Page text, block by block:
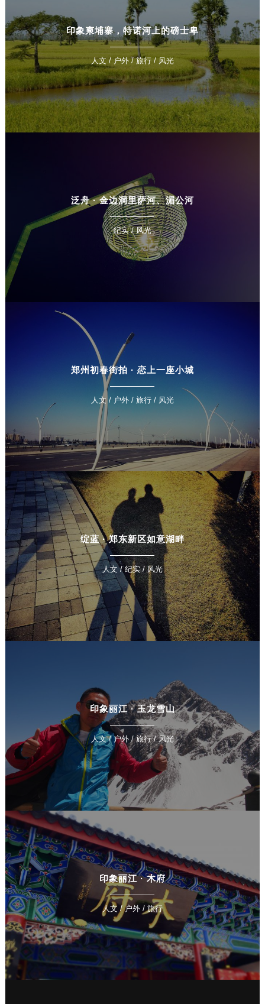
印象柬埔寨，特诺河上的磅士卑
人文 / 户外 / 旅行 / 风光
泛舟 · 金边洞里萨河、湄公河
纪实 / 风光
郑州初春街拍 · 恋上一座小城
人文 / 户外 / 旅行 / 风光
绽蓝 · 郑东新区如意湖畔
人文 / 纪实 / 风光
印象丽江 · 玉龙雪山
人文 / 户外 / 旅行 / 风光
印象丽江 · 木府
人文 / 户外 / 旅行